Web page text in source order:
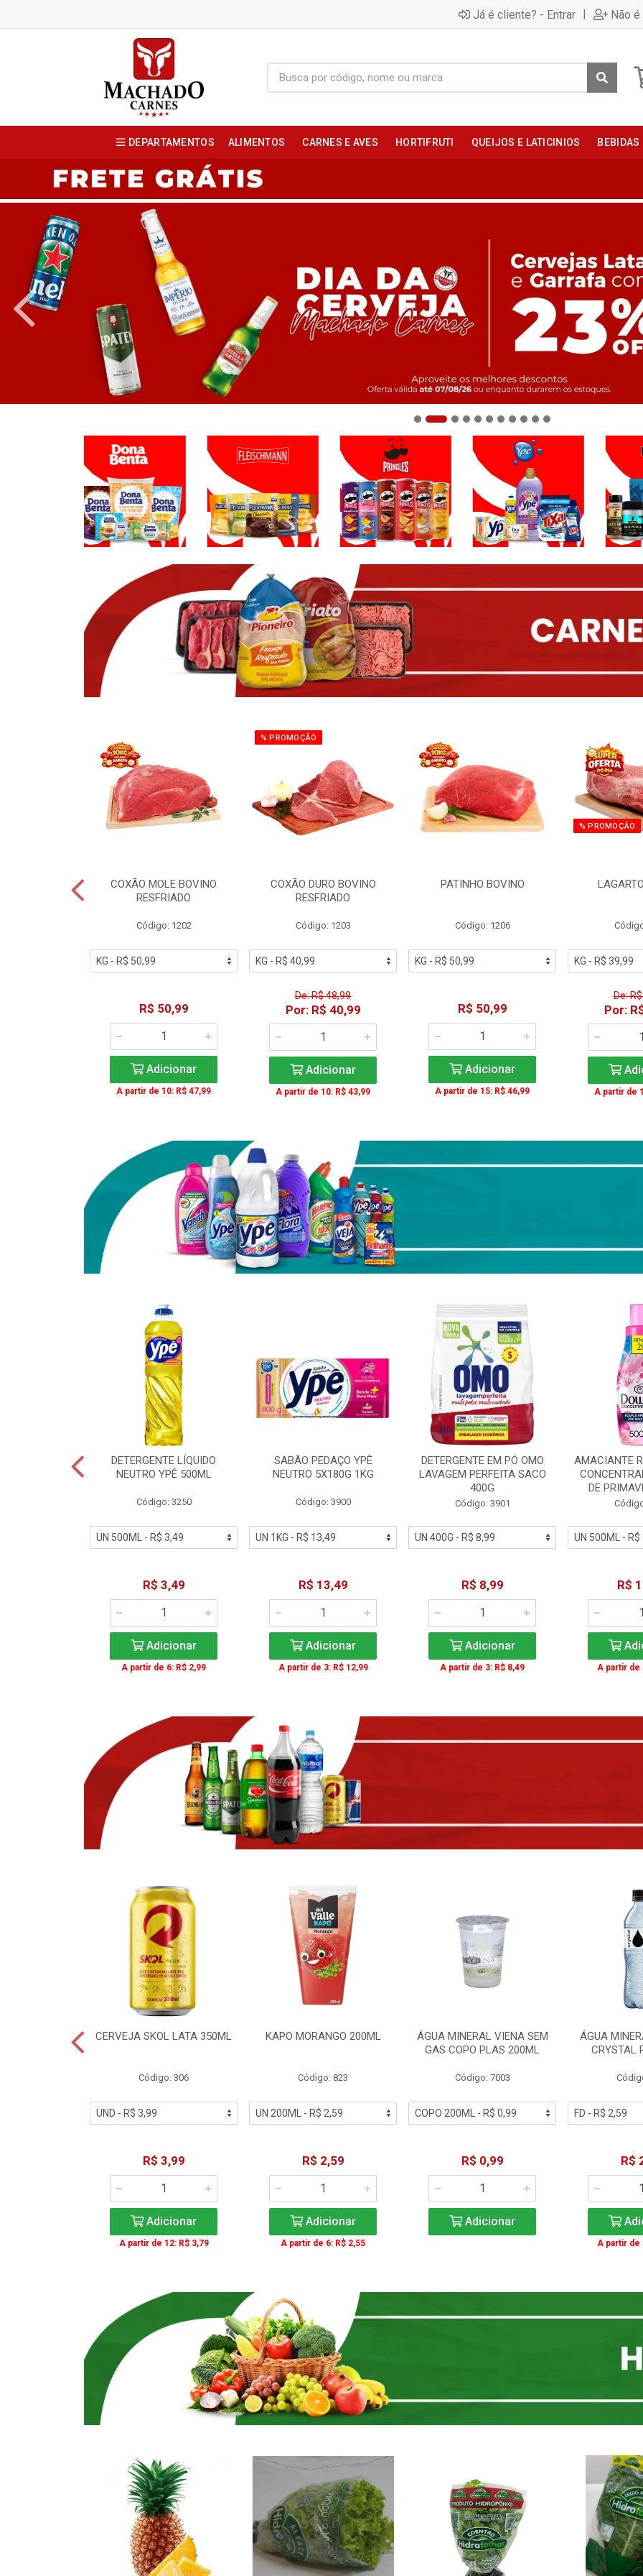
Já é cliente? - Entrar | Não
DEPARTAMENTOS ALIMENTOS CARNES E AVES HORTIFRUTI QUEIJOS E LATICINIOS BEBIDAS
COXÃO MOLE BOVINO
RESFRIADO
Código: 1202
R$ 50,99
Adicionar
A partir de 10: R$ 47,99
% PROMOÇÃO
COXÃO DURO BOVINO
RESFRIADO
Código: 1203
De: R$ 48,99
Por: R$ 40,99
Adicionar
A partir de 10: R$ 43,99
PATINHO BOVINO
Código: 1206
R$ 50,99
Adicionar
A partir de 15: R$ 46,99
% PROMOÇÃO
De:
Por:
A partir de
DETERGENTE LÍQUIDO
NEUTRO YPÊ 500ML
Código: 3250
R$ 3,49
Adicionar
A partir de 6: R$ 2,99
SABÃO PEDAÇO YPÊ
NEUTRO 5X180G 1KG
Código: 3900
R$ 13,49
Adicionar
A partir de 3: R$ 12,99
DETERGENTE EM PÓ OMO
LAVAGEM PERFEITA SACO
400G
Código: 3901
R$ 8,99
Adicionar
A partir de 3: R$ 8,49
AMACIANTE
DE
R$
A partir de
CERVEJA SKOL LATA 350ML
Código: 306
R$ 3,99
Adicionar
A partir de 12: R$ 3,79
KAPO MORANGO 200ML
Código: 823
R$ 2,59
Adicionar
A partir de 6: R$ 2,55
ÁGUA MINERAL VIENA SEM
GAS COPO PLAS 200ML
Código: 7003
R$ 0,99
Adicionar
ÁGUA
CRYSTAL
R$
A partir de